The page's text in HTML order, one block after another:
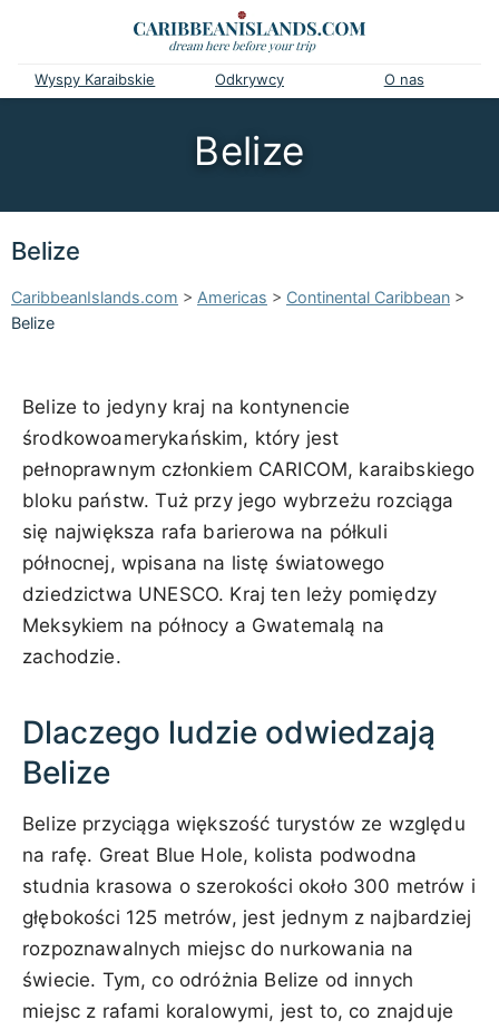
Wyspy Karaibskie Odkrywcy O nas
Belize
Belize
CaribbeanIslands.com > Americas > Continental Caribbean >
Belize
Belize to jedyny kraj na kontynencie
środkowoamerykańskim, który jest
pełnoprawnym członkiem CARICOM, karaibskiego
bloku państw. Tuż przy jego wybrzeżu rozciąga
się największa rafa barierowa na półkuli
północnej, wpisana na listę światowego
dziedzictwa UNESCO. Kraj ten leży pomiędzy
Meksykiem na północy a Gwatemalą na
zachodzie.
Dlaczego ludzie odwiedzają
Belize
Belize przyciąga większość turystów ze względu
na rafę. Great Blue Hole, kolista podwodna
studnia krasowa o szerokości około 300 metrów i
głębokości 125 metrów, jest jednym z najbardziej
rozpoznawalnych miejsc do nurkowania na
świecie. Tym, co odróżnia Belize od innych
miejsc z rafami koralowymi, jest to, co znajduje